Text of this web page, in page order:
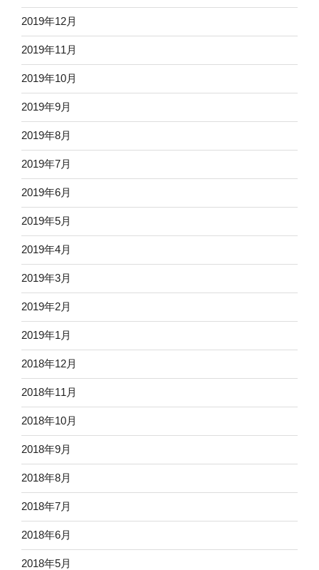
2019年12月
2019年11月
2019年10月
2019年9月
2019年8月
2019年7月
2019年6月
2019年5月
2019年4月
2019年3月
2019年2月
2019年1月
2018年12月
2018年11月
2018年10月
2018年9月
2018年8月
2018年7月
2018年6月
2018年5月